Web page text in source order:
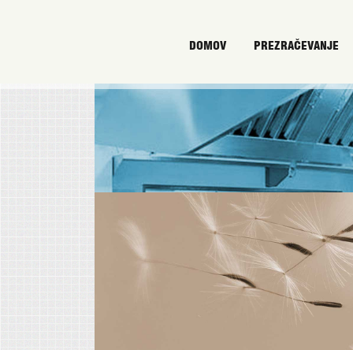
DOMOV PREZRAČEVANJE